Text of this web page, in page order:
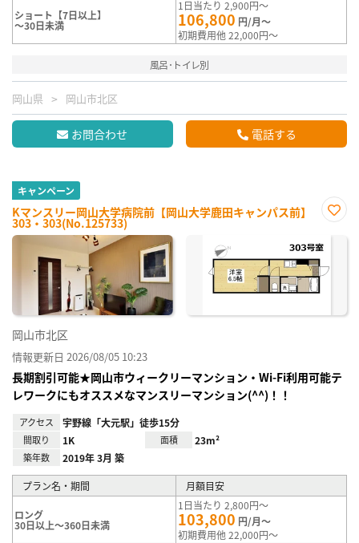
ショート【7日以上】
～30日未満
1日当たり 2,900円～
106,800 円/月～
初期費用他 22,000円～
風呂･トイレ別
岡山県 岡山市北区
お問合わせ 電話する
キャンペーン
Kマンスリー岡山大学病院前【岡山大学鹿田キャンパス前】
303・303(No.125733)
に入
り登
岡山市北区
情報更新日 2026/08/05 10:23
長期割引可能★岡山市ウィークリーマンション・Wi-Fi利用可能テ
レワークにもオススメなマンスリーマンション(^^)！！
アクセス 宇野線「大元駅」徒歩15分
間取り 1K 面積 23m²
築年数 2019年 3月 築
プラン名・期間 月額目安
ロング
30日以上～360日未満
1日当たり 2,800円～
103,800 円/月～
初期費用他 22,000円～